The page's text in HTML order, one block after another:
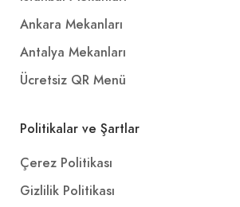
Ankara Mekanları
Antalya Mekanları
Ücretsiz QR Menü
Politikalar ve Şartlar
Çerez Politikası
Gizlilik Politikası